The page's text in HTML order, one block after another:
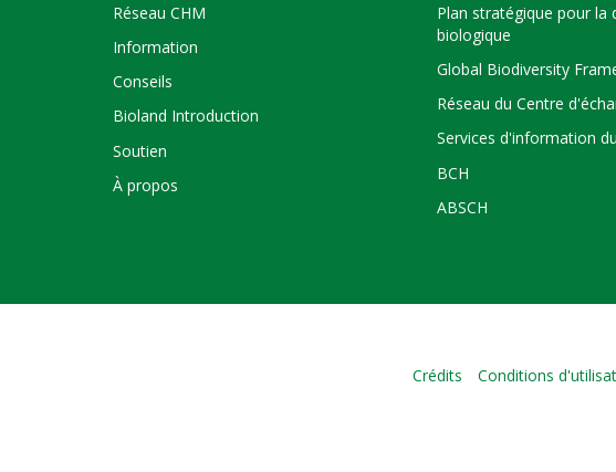
Réseau CHM
Information
Conseils
Bioland Introduction
Soutien
À propos
Plan stratégique pour la
biologique
Global Biodiversity
Réseau du Centre
Services d'information
BCH
ABSCH
Crédits Conditions